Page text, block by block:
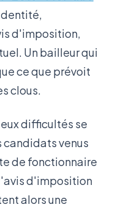
d'imposition,
Un bailleur qui
ce que prévoit
clous.
difficultés se
candidats venus
de fonctionnaire
d'imposition
alors une